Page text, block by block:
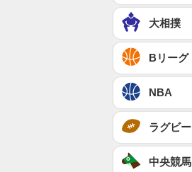
大相撲
Bリーグ
NBA
ラグビー
中央競馬